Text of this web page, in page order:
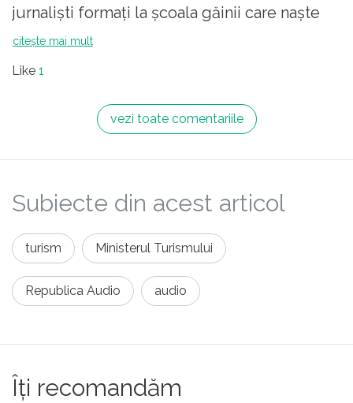
jurnaliști formați la școala găinii care naște
pui vii: ”...Așa cum spune ANAT: „Lipsa de
citește mai mult
Like 1
vezi toate comentariile
Subiecte din acest articol
turism Ministerul Turismului
Republica Audio audio
Îți recomandăm